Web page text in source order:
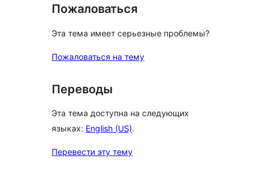
Пожаловаться
Эта тема имеет серьезные проблемы?
Пожаловаться на тему
Переводы
Эта тема доступна на следующих
языках: English (US).
Перевести эту тему